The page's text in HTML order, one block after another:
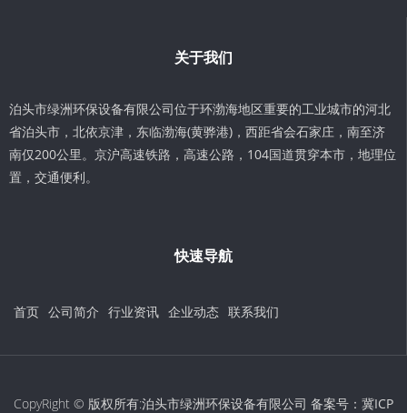
关于我们
泊头市绿洲环保设备有限公司位于环渤海地区重要的工业城市的河北
省泊头市，北依京津，东临渤海(黄骅港)，西距省会石家庄，南至济
南仅200公里。京沪高速铁路，高速公路，104国道贯穿本市，地理位
置，交通便利。
快速导航
首页 公司简介 行业资讯 企业动态 联系我们
CopyRight © 版权所有:泊头市绿洲环保设备有限公司 备案号： 冀ICP